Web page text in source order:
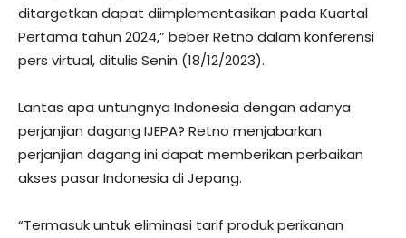
ditargetkan dapat diimplementasikan pada Kuartal
Pertama tahun 2024,” beber Retno dalam konferensi
pers virtual, ditulis Senin (18/12/2023).
Lantas apa untungnya Indonesia dengan adanya
perjanjian dagang IJEPA? Retno menjabarkan
perjanjian dagang ini dapat memberikan perbaikan
akses pasar Indonesia di Jepang.
“Termasuk untuk eliminasi tarif produk perikanan